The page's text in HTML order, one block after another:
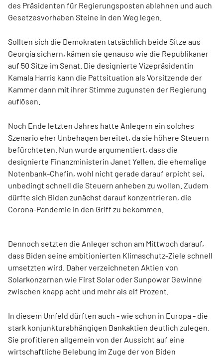
des Präsidenten für Regierungsposten ablehnen und auch
Gesetzesvorhaben Steine in den Weg legen.
Sollten sich die Demokraten tatsächlich beide Sitze aus
Georgia sichern, kämen sie genauso wie die Republikaner
auf 50 Sitze im Senat. Die designierte Vizepräsidentin
Kamala Harris kann die Pattsituation als Vorsitzende der
Kammer dann mit ihrer Stimme zugunsten der Regierung
auflösen.
Noch Ende letzten Jahres hatte Anlegern ein solches
Szenario eher Unbehagen bereitet, da sie höhere Steuern
befürchteten. Nun wurde argumentiert, dass die
designierte Finanzministerin Janet Yellen, die ehemalige
Notenbank-Chefin, wohl nicht gerade darauf erpicht sei,
unbedingt schnell die Steuern anheben zu wollen. Zudem
dürfte sich Biden zunächst darauf konzentrieren, die
Corona-Pandemie in den Griff zu bekommen.
Dennoch setzten die Anleger schon am Mittwoch darauf,
dass Biden seine ambitionierten Klimaschutz-Ziele schnell
umsetzten wird. Daher verzeichneten Aktien von
Solarkonzernen wie First Solar oder Sunpower Gewinne
zwischen knapp acht und mehr als elf Prozent.
In diesem Umfeld dürften auch - wie schon in Europa - die
stark konjunkturabhängigen Bankaktien deutlich zulegen.
Sie profitieren allgemein von der Aussicht auf eine
wirtschaftliche Belebung im Zuge der von Biden